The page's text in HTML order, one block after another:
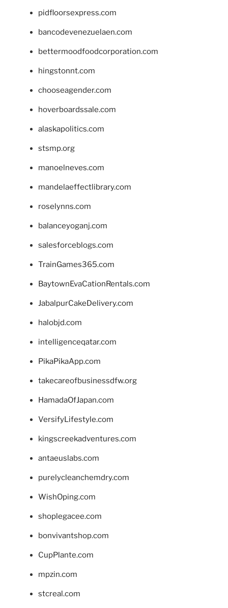
pidfloorsexpress.com
bancodevenezuelaen.com
bettermoodfoodcorporation.com
hingstonnt.com
chooseagender.com
hoverboardssale.com
alaskapolitics.com
stsmp.org
manoelneves.com
mandelaeffectlibrary.com
roselynns.com
balanceyoganj.com
salesforceblogs.com
TrainGames365.com
BaytownEvaCationRentals.com
JabalpurCakeDelivery.com
halobjd.com
intelligenceqatar.com
PikaPikaApp.com
takecareofbusinessdfw.org
HamadaOfJapan.com
VersifyLifestyle.com
kingscreekadventures.com
antaeuslabs.com
purelycleanchemdry.com
WishOping.com
shoplegacee.com
bonvivantshop.com
CupPlante.com
mpzin.com
stcreal.com